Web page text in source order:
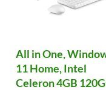
All in One,
11 Home, Intel
Celeron 4GB